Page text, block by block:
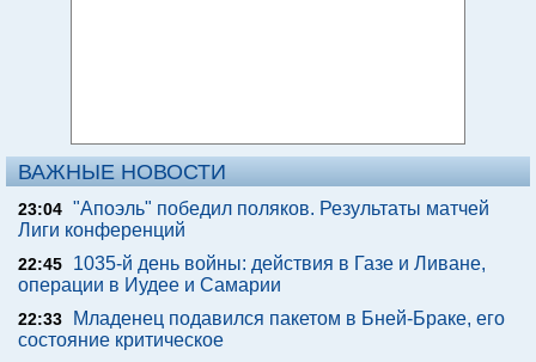
ВАЖНЫЕ НОВОСТИ
23:04 "Апоэль" победил поляков. Результаты матчей
Лиги конференций
22:45
1035-й день войны: действия в Газе и Ливане,
операции в Иудее и Самарии
22:33
Младенец подавился пакетом в Бней-Браке, его
состояние критическое